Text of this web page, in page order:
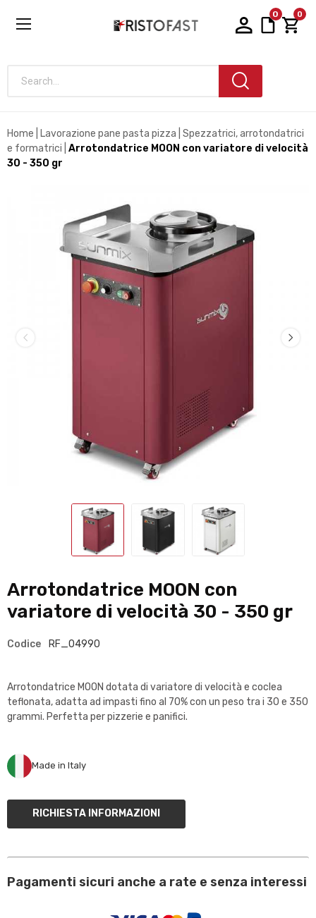
0 0
Search...
Home Lavorazione pane pasta pizza Spezzatrici, arrotondatrici
e formatrici Arrotondatrice MOON con variatore di velocità
30 - 350 gr
Arrotondatrice MOON con
variatore di velocità 30 - 350 gr
Codice RF_04990
Arrotondatrice MOON dotata di variatore di velocità e coclea
teflonata, adatta ad impasti fino al 70% con un peso tra i 30 e 350
grammi. Perfetta per pizzerie e panifici.
Made in Italy
RICHIESTA INFORMAZIONI
Pagamenti sicuri anche a rate e senza interessi